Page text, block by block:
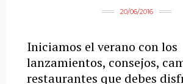
20/06/2016
Iniciamos el verano con los
lanzamientos, consejos,
restaurantes que debes